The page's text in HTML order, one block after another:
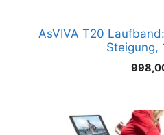
AsVIVA T20
Steigung,